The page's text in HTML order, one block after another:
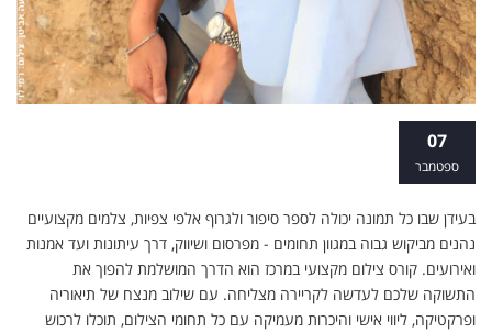
07
ספטמבר
בעידן שבו כל תמונה יכולה לספר סיפור ולגרוף אלפי צפיות, צלמים מקצועיים
נהנים מביקוש גבוה במגוון תחומים - מפרסום ושיווק, דרך עיתונות ועד אמנות
ואירועים. קורס צילום מקצועי במרכז הוא הדרך המושלמת להפוך את
התשוקה שלכם לעדשה לקריירה מצליחה. עם שילוב מנצח של תיאוריה
ופרקטיקה, ליווי אישי והיכרות מעמיקה עם כל תחומי הצילום, תוכלו לרכוש